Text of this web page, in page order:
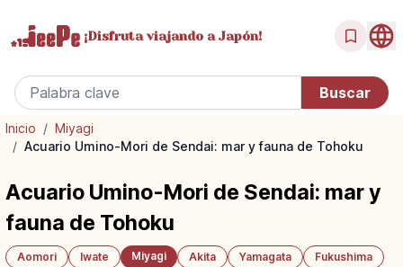
¡Disfrutaviajando a Japón!
Inicio / Miyagi
/ Acuario Umino-Mori de Sendai: mar y fauna de Tohoku
Acuario Umino-Mori de Sendai: mar y
fauna de Tohoku
Aomori Iwate Miyagi Akita Yamagata Fukushima